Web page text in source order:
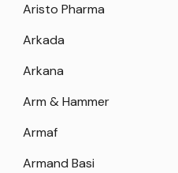
Aristo Pharma
Arkada
Arkana
Arm & Hammer
Armaf
Armand Basi